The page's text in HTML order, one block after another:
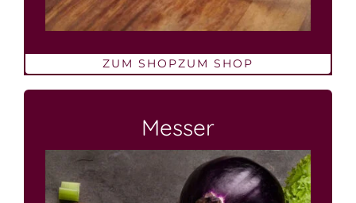
ZUM SHOPZUM SHOP
Messer